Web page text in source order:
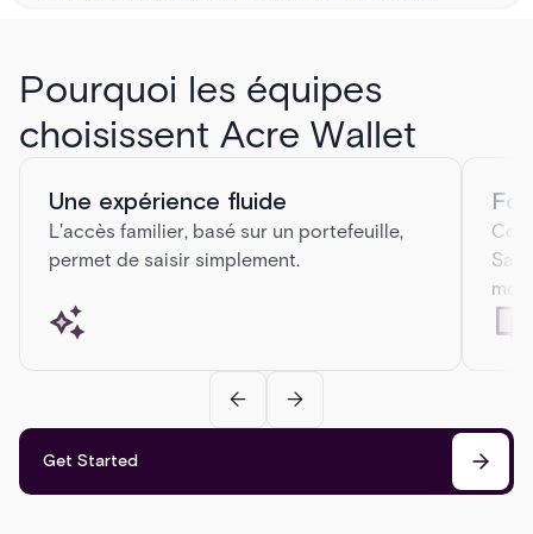
Il est temps de procéder à une mise à niveau. Nous expliquons
pourquoi le contrôle d'accès mobile est plus sûr, plus intelligent et
plus pratique que les cartes-clés traditionnelles.
Pourquoi les équipes
choisissent Acre Wallet
Une expérience fluide
L'accès familier, basé sur un portefeuille,
permet de saisir simplement.
Get Started